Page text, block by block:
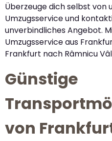
Überzeuge dich selbst von
Umzugsservice und
unverbindliches Angebot.
Umzugsservice aus
Frankfurt nach Râmnicu
Günstige
von